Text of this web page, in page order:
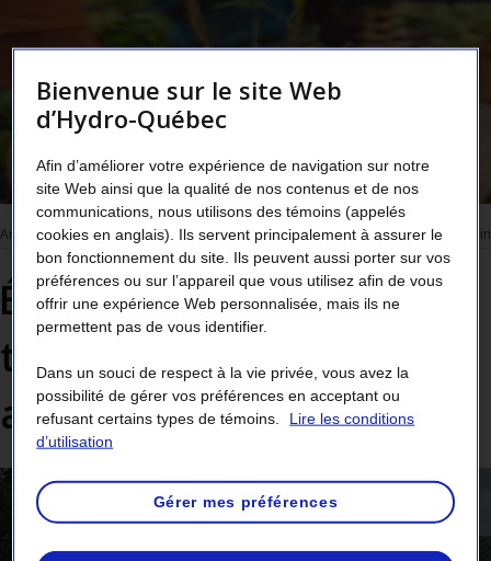
Arbres et végétation 4 min
Éviter un problème de
taille en plantant le bon
arbre au bon endroit
Bienvenue sur le site Web
d’Hydro-Québec
Afin d’améliorer votre expérience de navigation sur notre
site Web ainsi que la qualité de nos contenus et de nos
communications, nous utilisons des témoins (appelés
cookies en anglais). Ils servent principalement à assurer le
bon fonctionnement du site. Ils peuvent aussi porter sur vos
préférences ou sur l’appareil que vous utilisez afin de vous
offrir une expérience Web personnalisée, mais ils ne
permettent pas de vous identifier.
Dans un souci de respect à la vie privée, vous avez la
possibilité de gérer vos préférences en acceptant ou
refusant certains types de témoins.
Lire les conditions
d’utilisation
Gérer mes préférences